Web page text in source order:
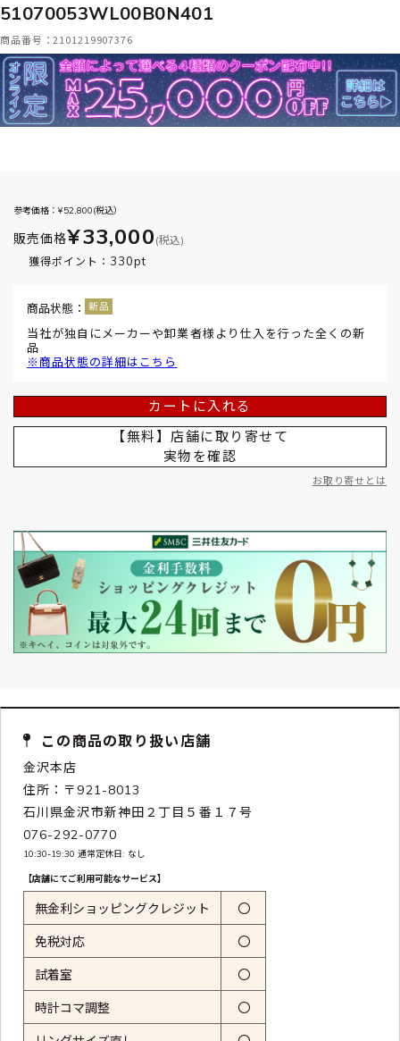
51070053WL00B0N401
商品番号：2101219907376
参考価格：¥52,800(税込）
販売価格¥33,000 (税込)
獲得ポイント： 330pt
商品状態：
当社が独自にメーカーや卸業者様より仕入を行った全くの新
品
※商品状態の詳細はこちら
カートに入れる
【無料】店舗に取り寄せて
実物を確認
お取り寄せとは
この商品の取り扱い店舗
金沢本店
住所：〒921-8013
石川県金沢市新神田２丁目５番１７号
076-292-0770
10:30-19:30 通常定休日: なし
【店舗にてご利用可能なサービス】
無金利ショッピングクレジット 〇
免税対応 〇
試着室 〇
時計コマ調整 〇